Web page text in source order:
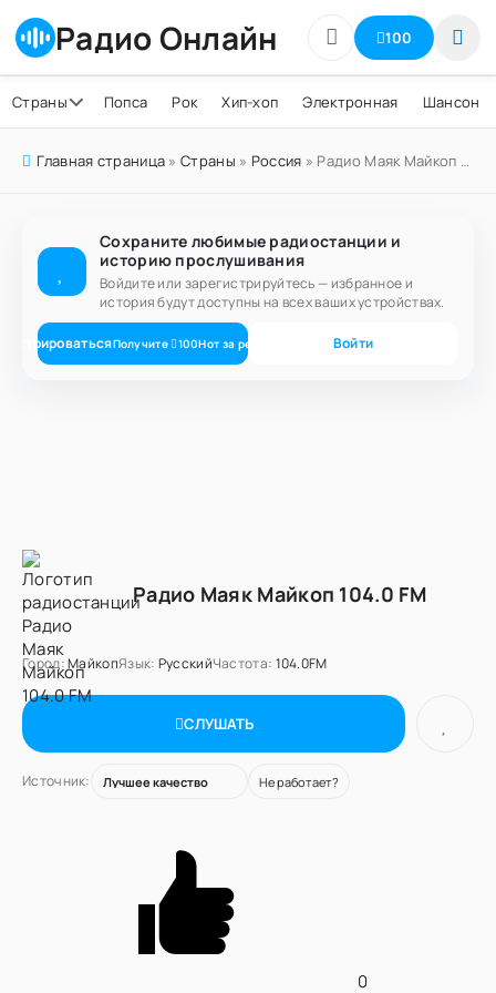
Радио Онлайн 100
Страны Попса Рок Хип-хоп Электронная Шансон
Главная страница »Страны » Россия » Радио Маяк Майкоп 104.0 FM
Сохраните любимые радиостанции и
историю прослушивания
Войдите или зарегистрируйтесь — избранное и
история будут доступны на всех ваших устройствах.
Получите 100Нот за регистрацию Войти
Радио Маяк Майкоп 104.0 FM
Город:МайкопЯзык: РусскийЧастота: 104.0FM
СЛУШАТЬ
Источник: Не работает?
0